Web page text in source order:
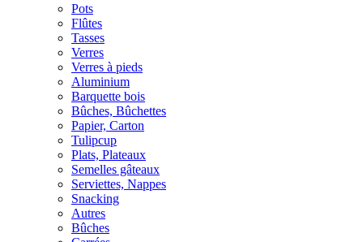
Pots
Flûtes
Tasses
Verres
Verres à pieds
Aluminium
Barquette bois
Bûches, Bûchettes
Papier, Carton
Tulipcup
Plats, Plateaux
Semelles gâteaux
Serviettes, Nappes
Snacking
Autres
Bûches